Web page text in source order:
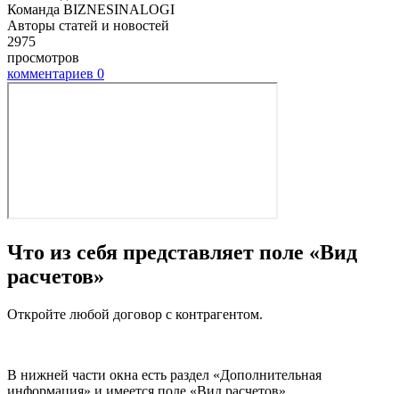
Команда BIZNESINALOGI
Авторы статей и новостей
2975
просмотров
комментариев 0
Что из себя представляет поле «Вид
расчетов»
Откройте любой договор с контрагентом.
В нижней части окна есть раздел «Дополнительная
информация» и имеется поле «Вид расчетов».